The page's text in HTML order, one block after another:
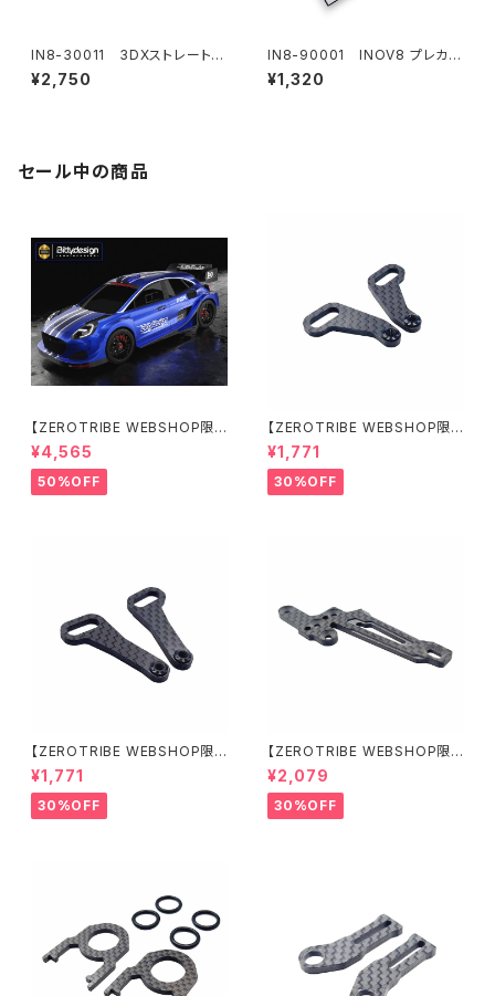
IN8-30011 3DXストレートサ
ンディングツール
¥2,750
IN8-90001 INOV8 プレカッ
トデカールシート
¥1,320
セール中の商品
【ZEROTRIBE WEBSHOP限
定価格】BDRX-190P10R P1
0R クリアーボディ 1/10 ラリー
190mm ライトウェイト
¥4,565
50%OFF
【ZEROTRIBE WEBSHOP限
定価格】RCM-X4-CSAR カ
ーボンリアステアリングアームセ
ット XRAY X4用
¥1,771
30%OFF
【ZEROTRIBE WEBSHOP限
定価格】RCM-X4-CSAF カ
ーボンフロントステアリングアー
ムセット XRAY X4用
¥1,771
30%OFF
【ZEROTRIBE WEBSHOP限
定価格】RCM-X4-FSM-F G
eoCarbon フローティングフロ
ントサーボマウント XRAY X4用
¥2,079
30%OFF